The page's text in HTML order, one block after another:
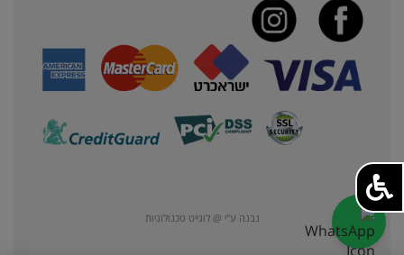
נבנה ע"י @ לוגייט טכנולוגיות